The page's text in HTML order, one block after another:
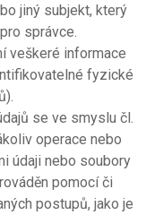
jiný subjekt, který
správce.
veškeré informace
fyzické
se ve smyslu čl.
operace nebo
údaji nebo soubory
pomocí či
postupů, jako je